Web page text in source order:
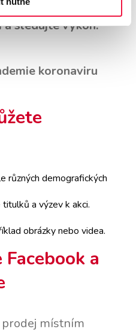
ani v textu. Nechte
a sledujte výkon.
různých demografických
a výzev k akci.
obrázky nebo videa.
a
místním